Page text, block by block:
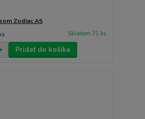
Zodiac A5
Skladom 71 ks
Pridať do košíka